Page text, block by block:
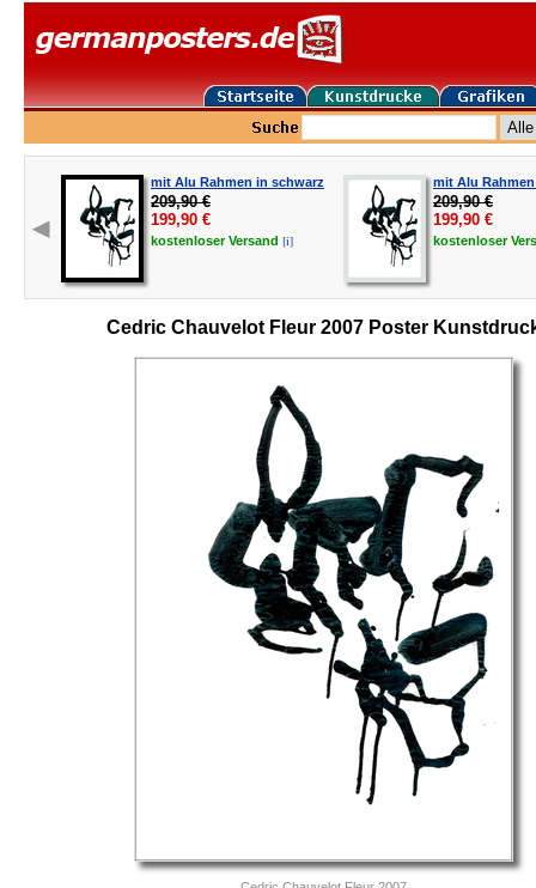
mit Alu Rahmen in schwarz
209,90 €
199,90 €
kostenloserVersand [i]
mit Alu
209,90 €
199,90 €
kostenloser
Cedric Chauvelot Fleur 2007 Poster